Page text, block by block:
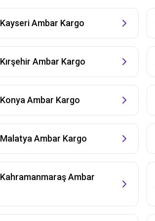
KayseriAmbar Kargo
Kırşehir Ambar Kargo
Konya Ambar Kargo
Malatya Ambar Kargo
KahramanmaraşAmbar